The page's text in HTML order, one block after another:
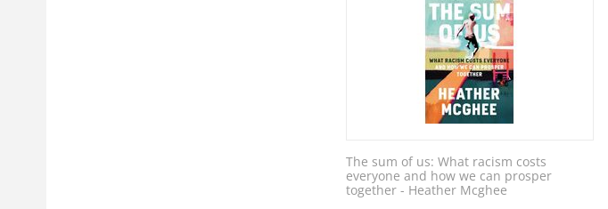
The sum of us: What racism costs
everyone and how we can prosper
together - Heather Mcghee